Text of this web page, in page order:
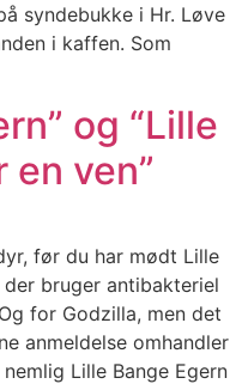
syndebukke i Hr. Løve
i kaffen. Som
og “Lille
en ven”
før du har mødt Lille
der bruger antibakteriel
for Godzilla, men det
anmeldelse omhandler
Lille Bange Egern